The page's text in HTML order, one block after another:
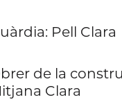
Pell Clara
de la
Clara